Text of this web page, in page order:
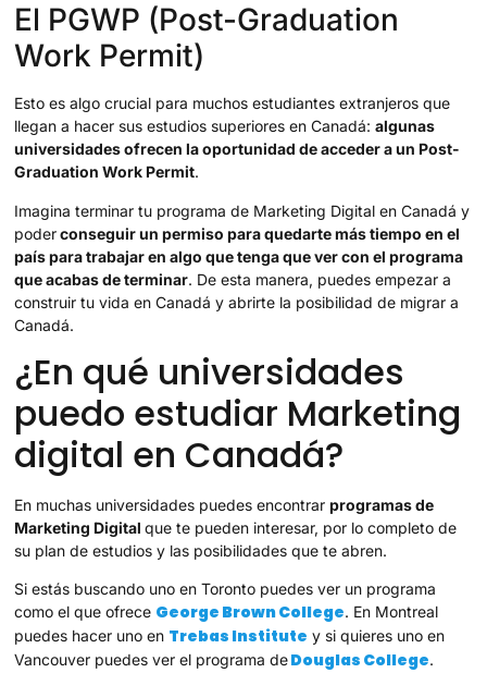
El PGWP (Post-Graduation
Work Permit)
Esto es algo crucial para muchos estudiantes extranjeros que
llegan a hacer sus estudios superiores en Canadá:algunas
universidades ofrecen la oportunidad de acceder a un Post-
Graduation Work Permit.
Imagina terminar tu programa de Marketing Digital en Canadá y
poderconseguir un permiso para quedarte más tiempo en el
país para trabajar en algo que tenga que ver con el programa
que acabas de terminar. De esta manera, puedes empezar a
construir tu vida en Canadá y abrirte la posibilidad de migrar a
Canadá.
¿En qué universidades
puedo estudiar Marketing
digital en Canadá?
En muchas universidades puedes encontrarprogramas de
Marketing Digitalque te pueden interesar, por lo completo de
su plan de estudios y las posibilidades que te abren.
Si estás buscando uno en Toronto puedes ver un programa
como el que ofrece George Brown College. En Montreal
puedes hacer uno en Trebas Institute y si quieres uno en
Vancouver puedes ver el programa deDouglas College.